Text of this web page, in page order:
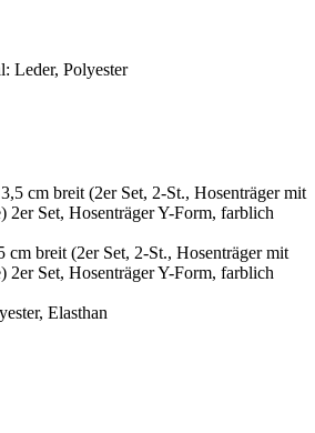
Leder, Polyester
cm breit (2er Set, 2-St., Hosenträger mit
2er Set, Hosenträger Y-Form, farblich
Elasthan